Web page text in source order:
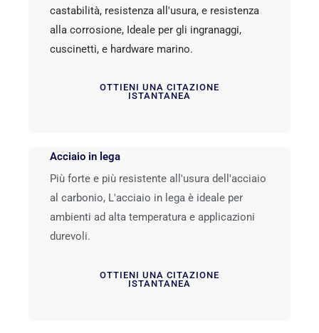
castabilità, resistenza all'usura, e resistenza
alla corrosione, Ideale per gli ingranaggi,
cuscinetti, e hardware marino.
OTTIENI UNA CITAZIONE
ISTANTANEA
Acciaio in lega
Più forte e più resistente all'usura dell'acciaio
al carbonio, L'acciaio in lega è ideale per
ambienti ad alta temperatura e applicazioni
durevoli.
OTTIENI UNA CITAZIONE
ISTANTANEA